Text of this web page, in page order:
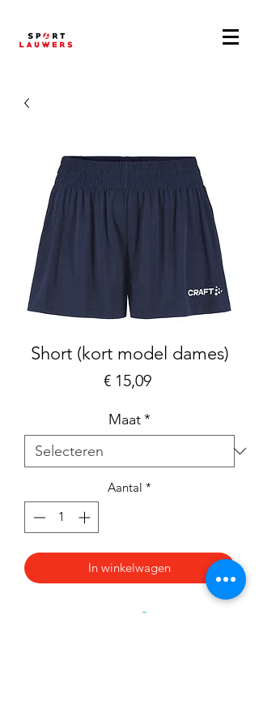
Short (kort model dames)
€ 15,09Prijs
Maat*
Aantal *
In winkelwagen